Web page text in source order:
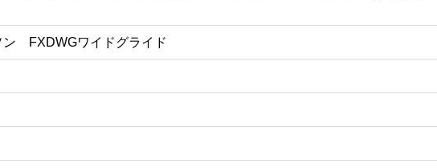
ン FXDWGワイドグライド